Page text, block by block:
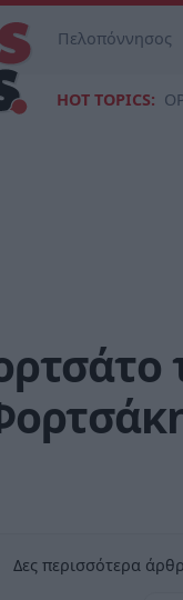
Πελοπόννησος
HOT TOPICS:
Δες περισσότερα